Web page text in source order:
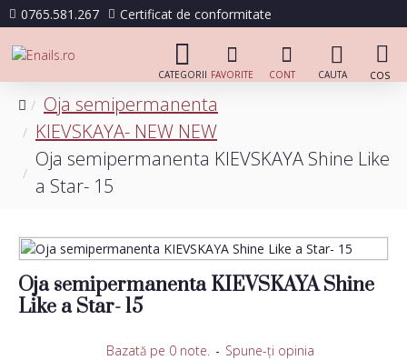
0765.581.267 Certificat de conformitate
Oja semipermanenta
KIEVSKAYA- NEW NEW
Oja semipermanenta KIEVSKAYA Shine Like
a Star- 15
Oja semipermanenta KIEVSKAYA Shine
Like a Star- 15
Bazată pe 0 note. - Spune-ţi opinia